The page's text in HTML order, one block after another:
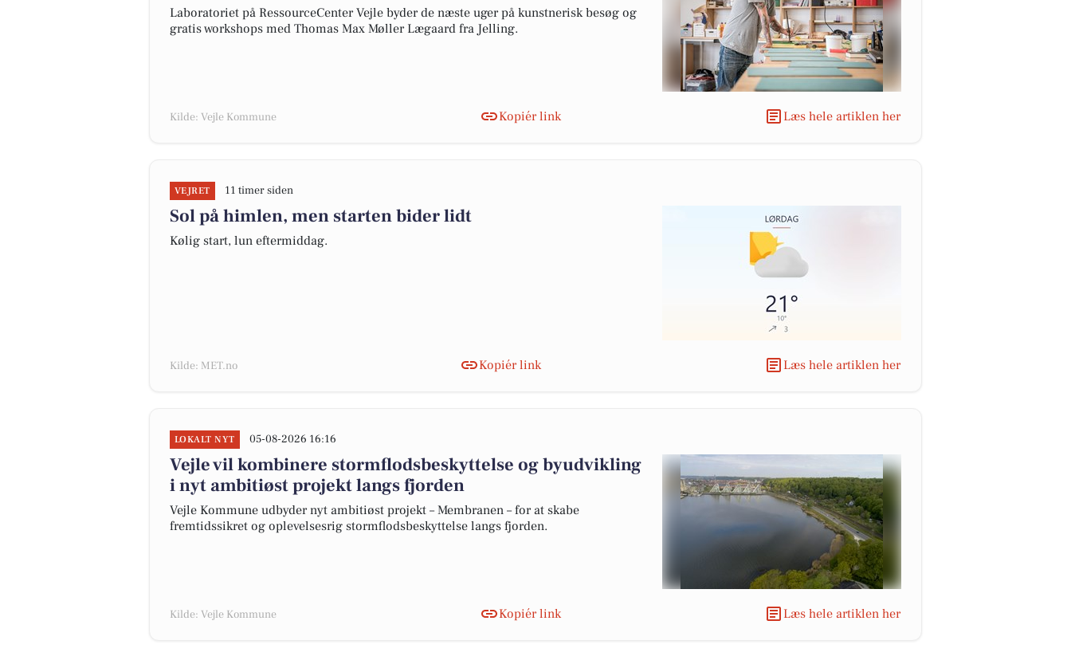
Laboratoriet på RessourceCenter Vejle byder de næste uger på kunstnerisk besøg og
gratis workshops med Thomas Max Møller Lægaard fra Jelling.
Kilde: Vejle Kommune Kopiér link Læs hele artiklen her
VEJRET 11 timer siden
Sol på himlen, men starten bider lidt
Kølig start, lun eftermiddag.
Kilde: MET.no Kopiér link Læs hele artiklen her
LOKALT NYT 05-08-2026 16:16
Vejle vil kombinere stormflodsbeskyttelse og byudvikling
i nyt ambitiøst projekt langs fjorden
Vejle Kommune udbyder nyt ambitiøst projekt – Membranen – for at skabe
fremtidssikret og oplevelsesrig stormflodsbeskyttelse langs fjorden.
Kilde: Vejle Kommune Kopiér link Læs hele artiklen her